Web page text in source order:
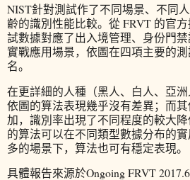
NIST針對測試作了不同場景、不同
齡的識別性能比較。從 FRVT 的官
試數據對應了出入境管理、身份門
實戰應用場景，依圖在四項主要的
名。
在更詳細的人種（黑人、白人、亞洲
依圖的算法表現幾乎沒有差異；而
加，識別率出現了不同程度的較大
的算法可以在不同類型數據分布的
多的場景下，算法也可有穩定表現。
具體報告來源於Ongoing FRVT